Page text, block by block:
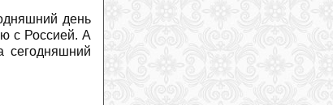
день
с Россией. А
Дэйв Райдинг продолжит карьеру в
новой функции
(2026-07-27
На горнолыжном курорт Витоша в
Болгарии появятся новые подъемники
2026-07-27
Марко Одерматт получил деревянный
2026-07-26